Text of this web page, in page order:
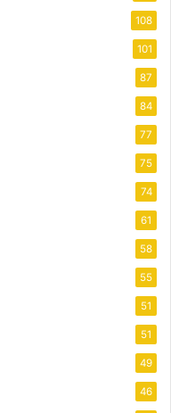
108
101
87
84
77
75
74
61
58
55
51
51
49
46